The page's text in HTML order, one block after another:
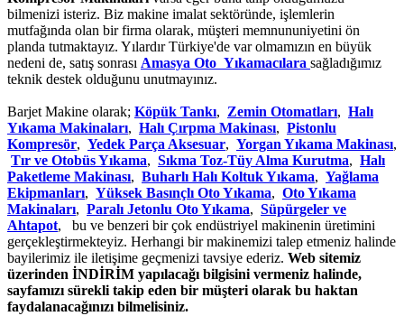
bilmenizi isteriz. Biz makine imalat sektöründe, işlemlerin
mutfağında olan bir firma olarak, müşteri memnununiyetini ön
planda tutmaktayız. Yılardır Türkiye'de var olmamızın en büyük
nedeni de, satış sonrası Amasya Oto Yıkamacılara sağladığımız
teknik destek olduğunu unutmayınız.
Barjet Makine olarak; Köpük Tankı, Zemin Otomatları, Halı
Yıkama Makinaları, Halı Çırpma Makinası, Pistonlu
Kompresör, Yedek Parça Aksesuar, Yorgan Yıkama Makinası,
Tır ve Otobüs Yıkama, Sıkma Toz-Tüy Alma Kurutma, Halı
Paketleme Makinası, Buharlı Halı Koltuk Yıkama, Yağlama
Ekipmanları, Yüksek Basınçlı Oto Yıkama, Oto Yıkama
Makinaları, Paralı Jetonlu Oto Yıkama, Süpürgeler ve
Ahtapot, bu ve benzeri bir çok endüstriyel makinenin üretimini
gerçekleştirmekteyiz. Herhangi bir makinemizi talep etmeniz halinde
bayilerimiz ile iletişime geçmenizi tavsiye ederiz. Web sitemiz
üzerinden İNDİRİM yapılacağı bilgisini vermeniz halinde,
sayfamızı sürekli takip eden bir müşteri olarak bu haktan
faydalanacağınızı bilmelisiniz.